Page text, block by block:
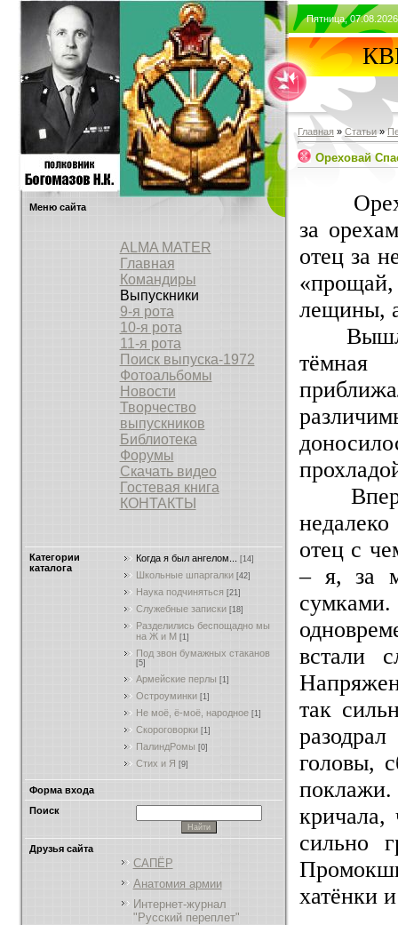
Меню сайта
ALMA MATER
Главная
Командиры
Выпускники
9-я рота
10-я рота
11-я рота
Поиск выпуска-1972
Фотоальбомы
Новости
Творчество
выпускников
Библиотека
Форумы
Скачать видео
Гостевая книга
КОНТАКТЫ
Категории
каталога
Когда я был ангелом... [14]
Школьные шпаргалки [42]
Наука подчиняться [21]
Служебные записки [18]
Разделились беспощадно мы
на Ж и М [1]
Под звон бумажных стаканов
[5]
Армейские перлы [1]
Остроуминки [1]
Не моё, ё-моё, народное [1]
Скороговорки [1]
ПалиндРомы [0]
Стих и Я [9]
Форма входа
Поиск
Друзья сайта
САПЁР
Анатомия армии
Интернет-журнал
"Русский переплет"
Пятница,
Главная » Статьи »
Ореховай
за
отец за
лещины,
Вышли
отец с
– я, за
встали
так
головы,
сильно
хатёнки